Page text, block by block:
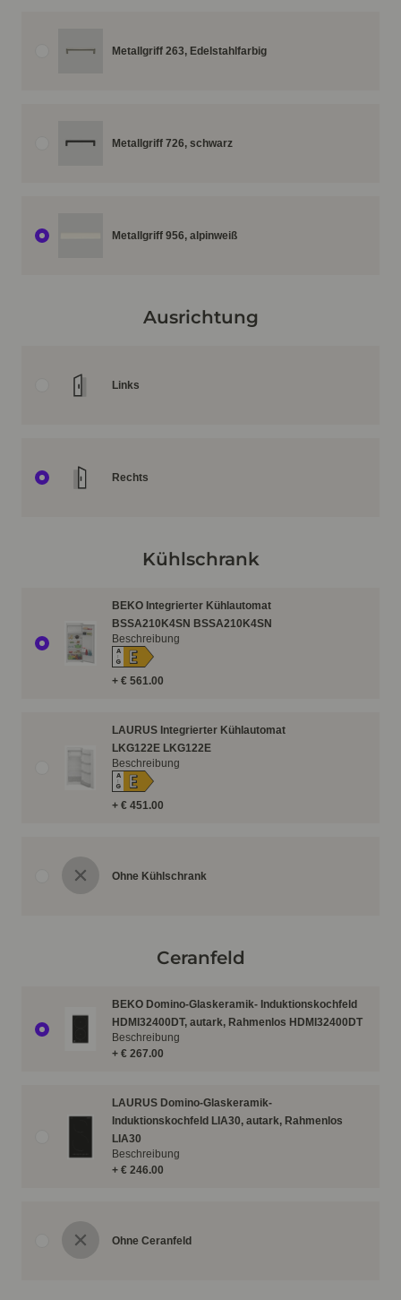
Metallgriff 263, Edelstahlfarbig
Metallgriff 726, schwarz
Metallgriff 956, alpinweiß
Ausrichtung
Links
Rechts
Kühlschrank
BEKO Integrierter Kühlautomat
BSSA210K4SN BSSA210K4SN
+ € 561.00
A
↑G E
Beschreibung
LAURUS Integrierter Kühlautomat
LKG122E LKG122E
+ € 451.00
A
↑G E
Beschreibung
Ohne Kühlschrank
Ceranfeld
BEKO Domino-Glaskeramik- Induktionskochfeld
HDMI32400DT, autark, Rahmenlos HDMI32400DT
+ € 267.00
Beschreibung
LAURUS Domino-Glaskeramik-
Induktionskochfeld LIA30, autark, Rahmenlos
LIA30
+ € 246.00
Beschreibung
Ohne Ceranfeld